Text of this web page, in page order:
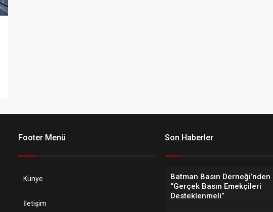
Footer Menü
Künye
İletişim
Son Haberler
Batman Basın Derneği’nden
“Gerçek Basın Emekçileri
Desteklenmeli”